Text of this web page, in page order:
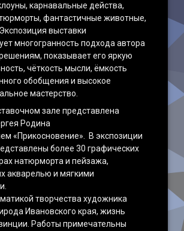
карнавальные действа,
фантастичные животные,
выставки
многогранность подхода автора
показывает его яркую
чёткость мысли, ёмкость
обобщения и высокое
мастерство.
зале представлена
Родина
«Прикосновение». В экспозиции
более 30 графических
натюрморта и пейзажа,
акварелью и мягкими
творчества художника
Ивановского края, жизнь
Работы примечательны